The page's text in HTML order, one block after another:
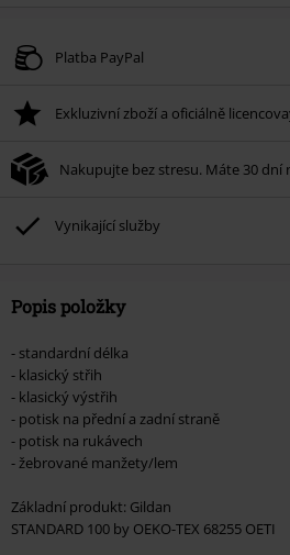
Platba PayPal
Exkluzivní zboží a oficiálně
Nakupujte bez stresu. Máte 30 dní
Vynikající služby
Popis položky
- standardní délka
- klasický střih
- klasický výstřih
- potisk na přední a zadní straně
- potisk na rukávech
- žebrované manžety/lem
Základní produkt: Gildan
STANDARD 100 by OEKO-TEX 68255 OETI